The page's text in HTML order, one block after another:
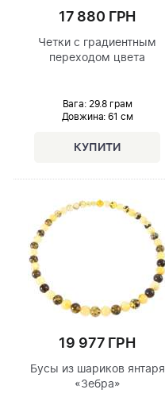
17 880 ГРН
Четки с градиентным
переходом цвета
Вага: 29.8 грам
Довжина: 61 см
19 977 ГРН
Бусы из шариков янтаря
«Зебра»